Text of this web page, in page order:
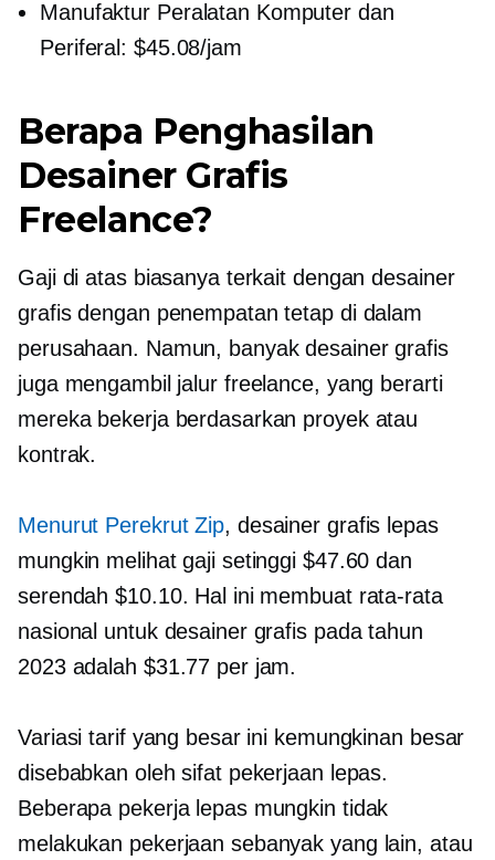
Manufaktur Peralatan Komputer dan
Periferal: $45.08/jam
Berapa Penghasilan
Desainer Grafis
Freelance?
Gaji di atas biasanya terkait dengan desainer
grafis dengan penempatan tetap di dalam
perusahaan. Namun, banyak desainer grafis
juga mengambil jalur freelance, yang berarti
mereka bekerja berdasarkan proyek atau
kontrak.
Menurut Perekrut Zip, desainer grafis lepas
mungkin melihat gaji setinggi $47.60 dan
serendah $10.10. Hal ini membuat rata-rata
nasional untuk desainer grafis pada tahun
2023 adalah $31.77 per jam.
Variasi tarif yang besar ini kemungkinan besar
disebabkan oleh sifat pekerjaan lepas.
Beberapa pekerja lepas mungkin tidak
melakukan pekerjaan sebanyak yang lain, atau